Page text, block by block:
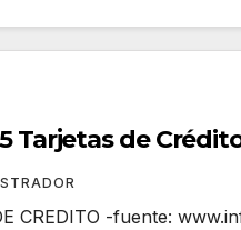
Tarjetas de
CREDITO -fuente: